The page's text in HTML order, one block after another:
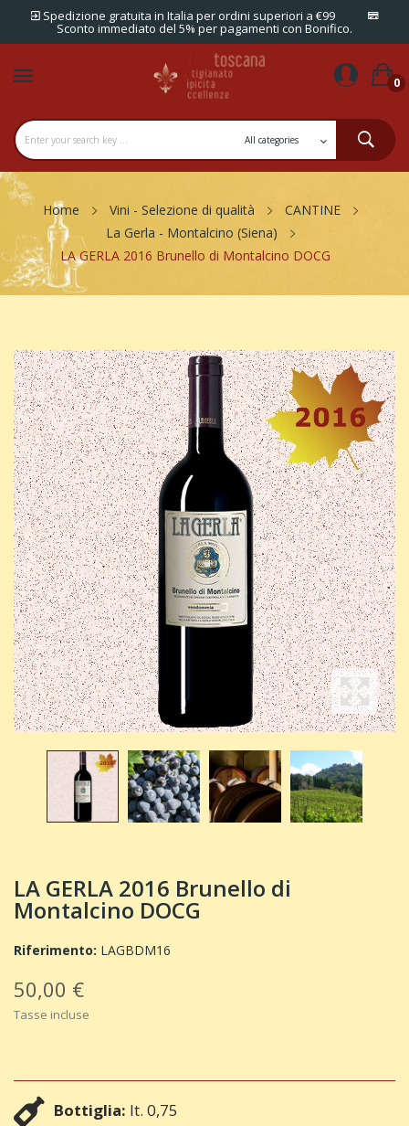
Spedizione gratuita in Italia per ordini superiori a €99
Sconto immediato del 5% per pagamenti con Bonifico.
0
Home Vini - Selezione di qualità
CANTINE
La Gerla - Montalcino (Siena)
LA GERLA 2016 Brunello di Montalcino DOCG
LA GERLA 2016 Brunello di
Montalcino DOCG
Riferimento: LAGBDM16
50,00 €
Tasse incluse
Bottiglia: lt. 0,75